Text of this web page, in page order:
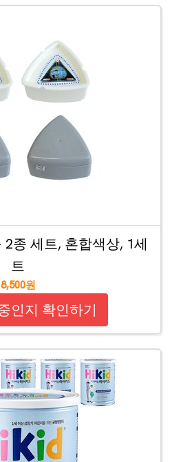
종 세트, 혼합색상, 1세
트
8,500원
인지 확인하기